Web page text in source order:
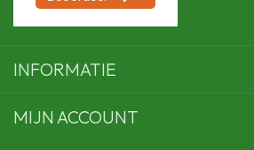
INFORMATIE
MIJN ACCOUNT